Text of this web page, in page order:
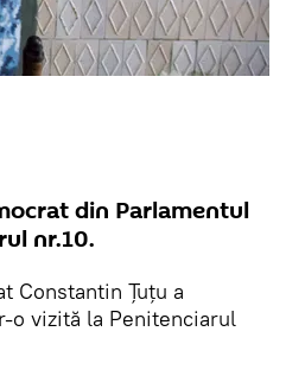
din Parlamentul
nr.10.
Constantin Țuțu a
o vizită la Penitenciarul